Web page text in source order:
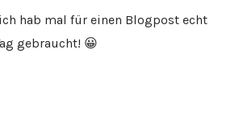
ich hab mal für einen Blogpost echt
gebraucht! 😀